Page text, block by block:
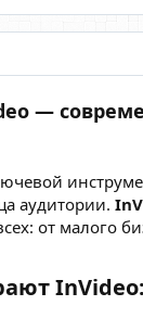
—
аудитории.
от малого
InVideo:​